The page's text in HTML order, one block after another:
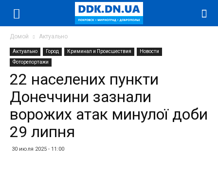
Домой Актуально
Актуально Город Криминал и Происшествия
Новости
Фоторепортажи
22 населених пункти
Донеччини зазнали
ворожих атак минулої доби
29 липня
30 июля 2025 - 11:00